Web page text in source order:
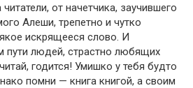
от начетчика, заучившего
Алеши, трепетно и чутко
искрящееся слово. И
пути людей, страстно любящих
годится! Умишко у тебя будто
помни — книга книгой, а своим